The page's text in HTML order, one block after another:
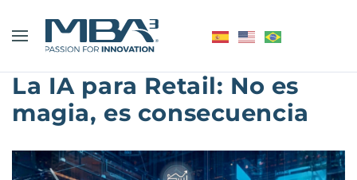
La IA para Retail: No es
magia, es consecuencia